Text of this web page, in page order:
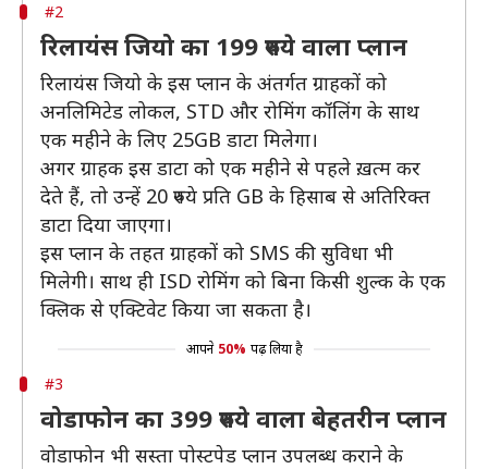
#2
रिलायंस जियो का 199 रुपये वाला प्लान
रिलायंस जियो के इस प्लान के अंतर्गत ग्राहकों को
अनलिमिटेड लोकल, STD और रोमिंग कॉलिंग के साथ
एक महीने के लिए 25GB डाटा मिलेगा।
अगर ग्राहक इस डाटा को एक महीने से पहले ख़त्म कर
देते हैं, तो उन्हें 20 रुपये प्रति GB के हिसाब से अतिरिक्त
डाटा दिया जाएगा।
इस प्लान के तहत ग्राहकों को SMS की सुविधा भी
मिलेगी। साथ ही ISD रोमिंग को बिना किसी शुल्क के एक
क्लिक से एक्टिवेट किया जा सकता है।
आपने 50% पढ़ लिया है
#3
वोडाफोन का 399 रुपये वाला बेहतरीन प्लान
वोडाफोन भी सस्ता पोस्टपेड प्लान उपलब्ध कराने के